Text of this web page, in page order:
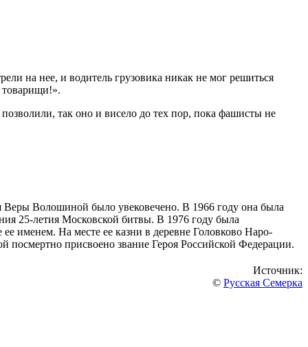
на нее, и водитель грузовика никак не мог решиться
товарищи!».
так оно и висело до тех пор, пока фашисты не
Веры Волошиной было увековечено. В 1966 году она была
25-летия Московской битвы. В 1976 году была
именем. На месте ее казни в деревне Головково Наро-
присвоено звание Героя Российской Федерации.
Источник:
© Русская Семерка